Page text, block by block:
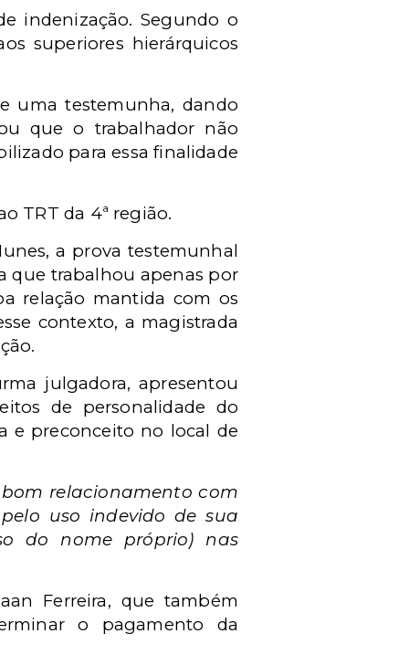
indenização. Segundo o
superiores hierárquicos
uma testemunha, dando
que o trabalhador não
para essa finalidade
TRT da 4ª região.
a prova testemunhal
que trabalhou apenas por
relação mantida com os
contexto, a magistrada
julgadora, apresentou
de personalidade do
e preconceito no local de
relacionamento com
uso indevido de sua
do nome próprio) nas
Ferreira, que também
o pagamento da